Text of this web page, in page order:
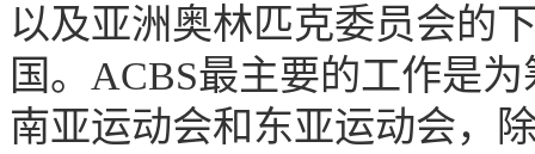
以及亚洲奥林匹克委员会的
国。ACBS最主要的工作是
南亚运动会和东亚运动会，